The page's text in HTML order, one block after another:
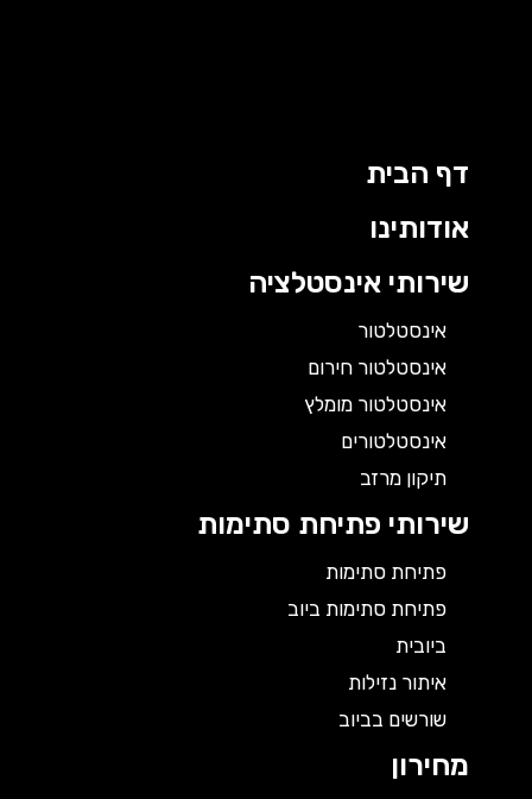
דף הבית
אודותינו
שירותי אינסטלציה
אינסטלטור
אינסטלטור חירום
אינסטלטור מומלץ
אינסטלטורים
תיקון מרזב
שירותי פתיחת סתימות
פתיחת סתימות
פתיחת סתימות ביוב
ביובית
איתור נזילות
שורשים בביוב
מחירון